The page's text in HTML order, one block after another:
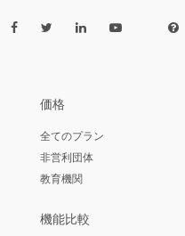
価格
全てのプラン
非営利団体
教育機関
機能比較